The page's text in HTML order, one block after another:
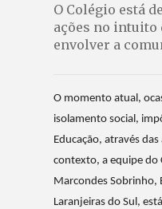
O Colégio está
ações no intuito
envolver a
O momento atual,
isolamento social,
Educação, através
contexto, a equipe do
Marcondes Sobrinho,
Laranjeiras do Sul,